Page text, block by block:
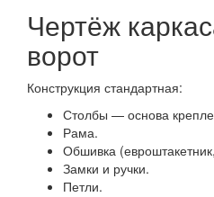
Чертёж
ворот
Конструкция стандартная:
Столбы — основа
Рама.
Обшивка
Замки и ручки.
Петли.